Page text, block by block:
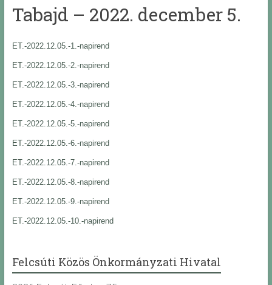
Tabajd – 2022. december 5.
ET.-2022.12.05.-1.-napirend
ET.-2022.12.05.-2.-napirend
ET.-2022.12.05.-3.-napirend
ET.-2022.12.05.-4.-napirend
ET.-2022.12.05.-5.-napirend
ET.-2022.12.05.-6.-napirend
ET.-2022.12.05.-7.-napirend
ET.-2022.12.05.-8.-napirend
ET.-2022.12.05.-9.-napirend
ET.-2022.12.05.-10.-napirend
Felcsúti Közös Önkormányzati Hivatal